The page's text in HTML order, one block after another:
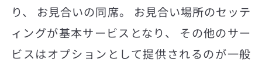
り、 お見合いの同席。 お見合い場所のセッテ
ィングが基本サービスとなり、 その他のサー
ビスはオプションとして提供されるのが一般